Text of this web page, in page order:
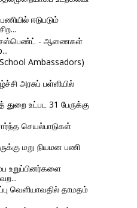
ஈடுபடும்
சஸ்பெண்ட் - ஆணைகள்
Ambassadors)
அரசுப் பள்ளியில்
துறை உட்பட 31 பேருக்கு
செயல்பாடுகள்
மறு நியமன பணி
உறுப்பினர்களை
வெளியாவதில் தாமதம்